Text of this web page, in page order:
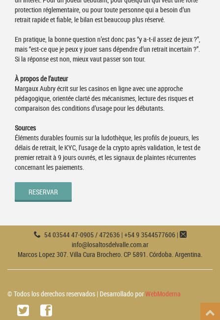
protection réglementaire, ou pour toute personne qui a besoin d’un
retrait rapide et fiable, le bilan est beaucoup plus réservé.
En pratique, la bonne question n’est donc pas “y a-t-il assez de jeux ?”,
mais “est-ce que je peux y jouer sans dépendre d’un retrait incertain ?”.
Si la réponse est non, mieux vaut passer son tour.
À propos de l’auteur
Margaux Aubry écrit sur les casinos en ligne avec une approche
pédagogique, orientée clarté des mécanismes, lecture des risques et
comparaison des conditions d’usage pour les débutants.
Sources
Éléments durables fournis sur la ludothèque, les profils de joueurs, les
délais de retrait, le KYC, l’usage de la crypto après validation, le test de
premier retrait à 9 jours ouvrés, et les signaux de plaintes récurrentes
concernant les paiements.
RESERVAR
54 03544 47-0905 / 472636 | +54 9 3544577606 |
info@losaltosdelvalle.com.ar
Marcos Lopez 307. Villa Cura Brochero. CP 5891. Córdoba. Argentina.
© Todos los derechos reservados | Desarrollado porWebModerna